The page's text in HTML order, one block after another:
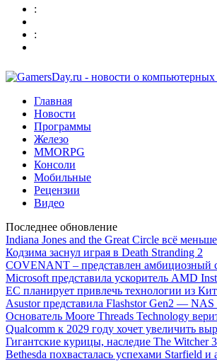
:
:
Главная
Новости
Программы
Железо
MMORPG
Консоли
Мобильные
Рецензии
Видео
Последнее обновление
Indiana Jones and the Great Circle всё
Кодзима заснул играя в Death Stranding 2
COVENANT – представлен амбициозный
Microsoft представила ускоритель AMD
ЕС планирует привлечь технологии из
Asustor представила Flashstor Gen2 —
Основатель Moore Threads Technology
Qualcomm к 2029 году хочет увеличить
Гигантские курицы, наследие The Witcher
Bethesda похвасталась успехами Starfield